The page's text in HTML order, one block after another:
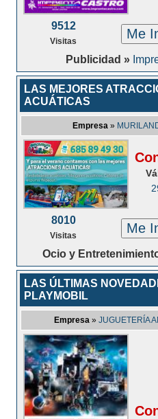
9512
Visitas Me
Publicidad »
LAS MEJORES
ACUÁTICAS
Empresa»
8010
Visitas Me
Ocio y
LAS ÚLTIMAS
PLAYMOBIL
Empresa» JUGUETERÍA